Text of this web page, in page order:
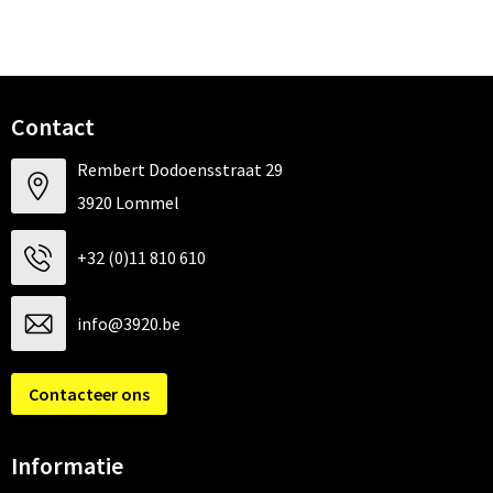
Contact
Rembert Dodoensstraat 29
3920 Lommel
+32 (0)11 810 610
info@3920.be
Contacteer ons
Informatie